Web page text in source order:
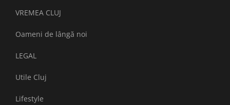
VREMEA CLUJ
Oameni de lângă noi
LEGAL
Utile Cluj
Lifestyle